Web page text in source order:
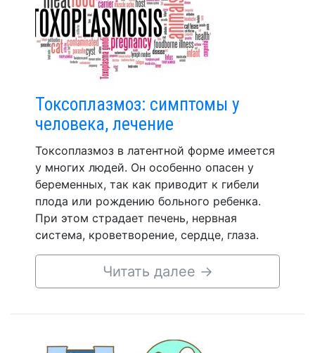
Токсоплазмоз: симптомы у
человека, лечение
Токсоплазмоз в латентной форме имеется
у многих людей. Он особенно опасен у
беременных, так как приводит к гибели
плода или рождению больного ребенка.
При этом страдает печень, нервная
система, кроветворение, сердце, глаза.
Читать далее →